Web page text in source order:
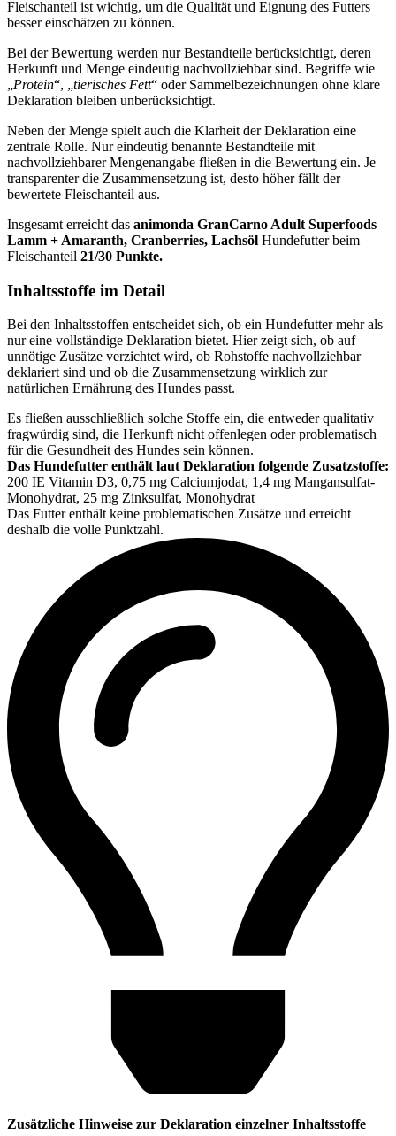
Fleischanteil ist wichtig, um die Qualität und Eignung des Futters
besser einschätzen zu können.
Bei der Bewertung werden nur Bestandteile berücksichtigt, deren
Herkunft und Menge eindeutig nachvollziehbar sind. Begriffe wie
„Protein“, „tierisches Fett“ oder Sammelbezeichnungen ohne klare
Deklaration bleiben unberücksichtigt.
Neben der Menge spielt auch die Klarheit der Deklaration eine
zentrale Rolle. Nur eindeutig benannte Bestandteile mit
nachvollziehbarer Mengenangabe fließen in die Bewertung ein. Je
transparenter die Zusammensetzung ist, desto höher fällt der
bewertete Fleischanteil aus.
Insgesamt erreicht das animonda GranCarno Adult Superfoods
Lamm + Amaranth, Cranberries, Lachsöl Hundefutter beim
Fleischanteil 21/30 Punkte.
Inhaltsstoffe im Detail
Bei den Inhaltsstoffen entscheidet sich, ob ein Hundefutter mehr als
nur eine vollständige Deklaration bietet. Hier zeigt sich, ob auf
unnötige Zusätze verzichtet wird, ob Rohstoffe nachvollziehbar
deklariert sind und ob die Zusammensetzung wirklich zur
natürlichen Ernährung des Hundes passt.
Es fließen ausschließlich solche Stoffe ein, die entweder qualitativ
fragwürdig sind, die Herkunft nicht offenlegen oder problematisch
für die Gesundheit des Hundes sein können.
Das Hundefutter enthält laut Deklaration folgende Zusatzstoffe:
200 IE Vitamin D3, 0,75 mg Calciumjodat, 1,4 mg Mangansulfat-
Monohydrat, 25 mg Zinksulfat, Monohydrat
Das Futter enthält keine problematischen Zusätze und erreicht
deshalb die volle Punktzahl.
Zusätzliche Hinweise zur Deklaration einzelner Inhaltsstoffe